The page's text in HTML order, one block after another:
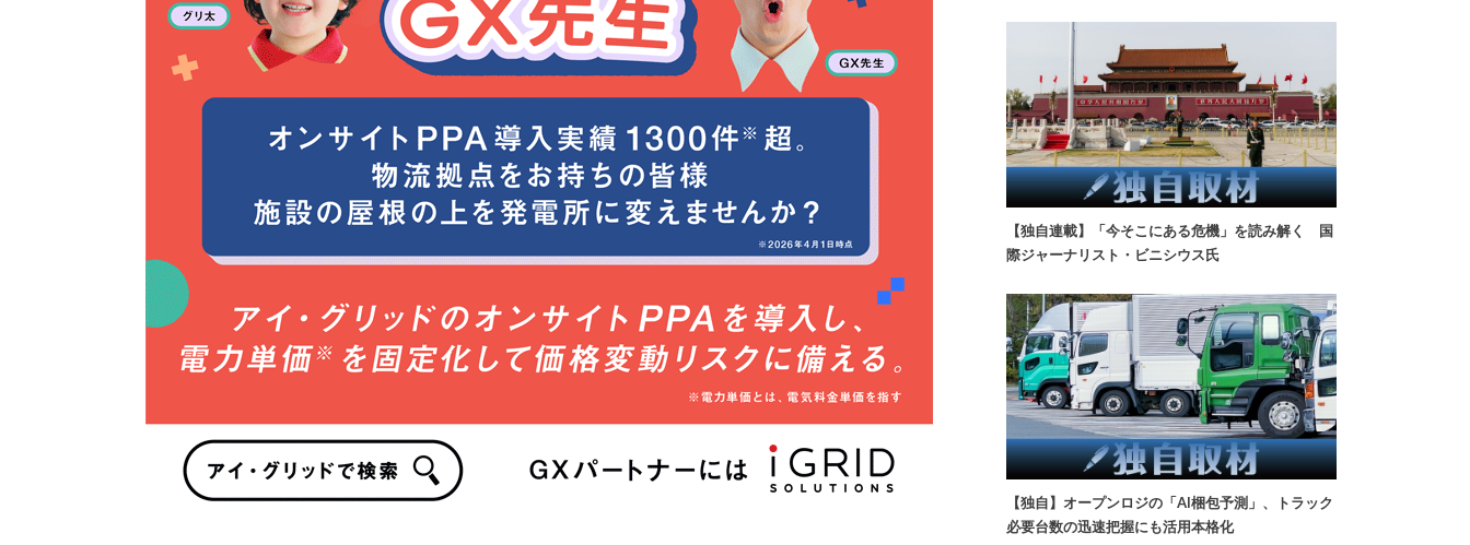
【独自連載】「今そこにある危機」を読み解く 国
際ジャーナリスト・ビニシウス氏
【独自】オープンロジの「AI梱包予測」、トラック
必要台数の迅速把握にも活用本格化